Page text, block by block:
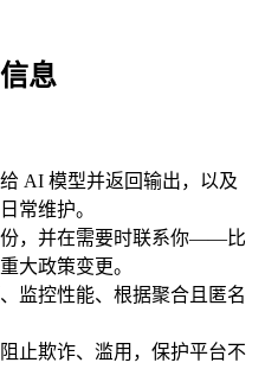
息
AI 模型并返回输出，以及
常维护。
，并在需要时联系你——比
大政策变更。
监控性能、根据聚合且匿名
止欺诈、滥用，保护平台不